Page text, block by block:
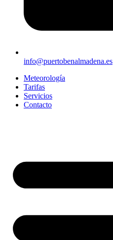
info@puertobenalmadena.es
Meteorología
Tarifas
Servicios
Contacto